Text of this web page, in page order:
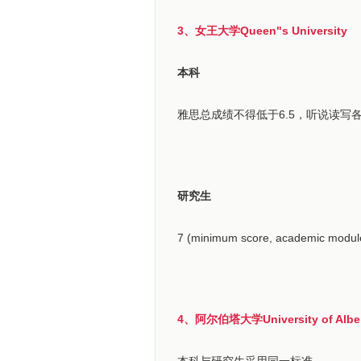
3、女王大学Queen"s University
本科
雅思总成绩不得低于6.5，听说读写
研究生
7 (minimum score, academic
4、阿尔伯塔大学University of